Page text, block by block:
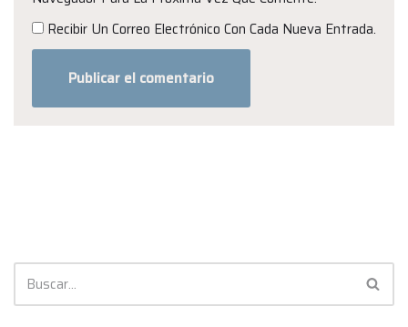
Recibir Un Correo Electrónico Con Cada Nueva Entrada.